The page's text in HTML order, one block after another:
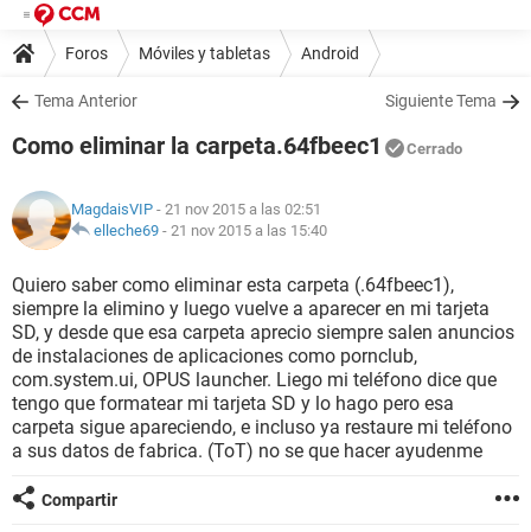
Foros Móviles y tabletas Android
Tema Anterior Siguiente Tema
Como eliminar la carpeta.64fbeec1 Cerrado
MagdaisVIP - 21 nov 2015 a las 02:51
elleche69 - 21 nov 2015 a las 15:40
Quiero saber como eliminar esta carpeta (.64fbeec1),
siempre la elimino y luego vuelve a aparecer en mi tarjeta
SD, y desde que esa carpeta aprecio siempre salen anuncios
de instalaciones de aplicaciones como pornclub,
com.system.ui, OPUS launcher. Liego mi teléfono dice que
tengo que formatear mi tarjeta SD y lo hago pero esa
carpeta sigue apareciendo, e incluso ya restaure mi teléfono
a sus datos de fabrica. (ToT) no se que hacer ayudenme
Compartir